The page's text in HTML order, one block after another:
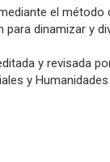
el método
dinamizar y
y revisada
y Humanidades